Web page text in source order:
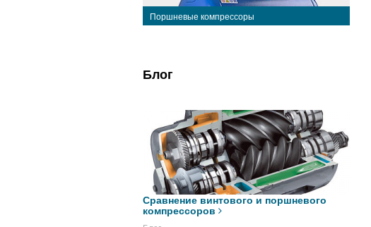
Поршневые компрессоры
Блог
Сравнение винтового и поршневого
компрессоров